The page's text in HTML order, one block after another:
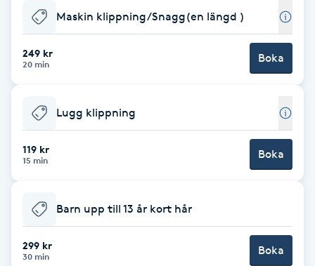
BIAB
Blowout
Brynfärgning
Brynplockning
Bröllopsuppsättning
Maskin klippning/Snagg(en längd )
249 kr
20 min Boka
Lugg klippning
119 kr
15 min Boka
Barn upp till 13 år kort hår
299 kr
30 min Boka